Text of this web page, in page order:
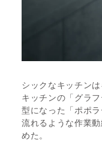
シックなキッチン
キッチンの「グラ
型になった「ポポ
流れるような作業
めた。